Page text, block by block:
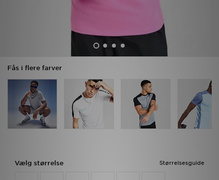
Fås i flere farver
Størrelsesguide
Vælg størrelse